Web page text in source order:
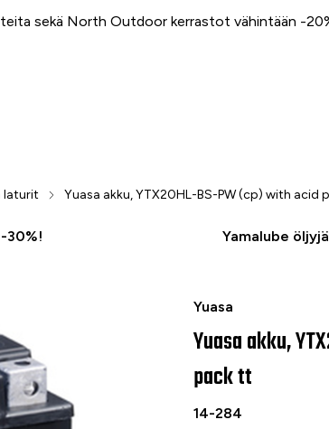
sekä North Outdoor kerrastot vähintään -
laturit Yuasa akku, YTX20HL-BS-PW (cp) with acid
30%! Yamalube
Yuasa
Yuasa akku,
Yuasa akku,
pack tt
14-284